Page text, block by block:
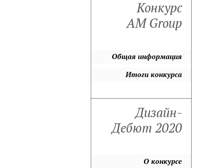
Конкурс
AM Group
Общая информация
Итоги конкурса
Дизайн-
Дебют 2020
О конкурсе